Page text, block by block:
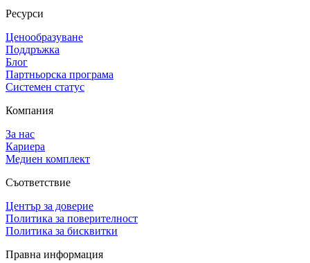
Ресурси
Ценообразуване
Поддръжка
Блог
Партньорска програма
Системен статус
Компания
За нас
Кариера
Медиен комплект
Съответствие
Център за доверие
Политика за поверителност
Политика за бисквитки
Правна информация